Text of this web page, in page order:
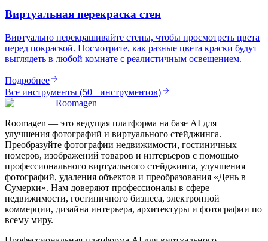
Виртуальная перекраска стен
Виртуально перекрашивайте стены, чтобы просмотреть цвета
перед покраской. Посмотрите, как разные цвета краски будут
выглядеть в любой комнате с реалистичным освещением.
Подробнее
Все инструменты (50+ инструментов)
Roomagen
Roomagen — это ведущая платформа на базе AI для
улучшения фотографий и виртуального стейджинга.
Преобразуйте фотографии недвижимости, гостиничных
номеров, изображений товаров и интерьеров с помощью
профессионального виртуального стейджинга, улучшения
фотографий, удаления объектов и преобразования «День в
Сумерки». Нам доверяют профессионалы в сфере
недвижимости, гостиничного бизнеса, электронной
коммерции, дизайна интерьера, архитектуры и фотографии по
всему миру.